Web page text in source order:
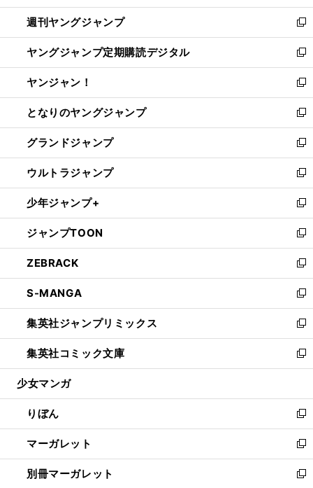
開
く
ウ
で
開
く
ン
ド
ウ
で
開
く
ウ
ィ
ン
ド
ウ
で
開
く
週刊ヤングジャンプ
新
し
い
ウ
ィ
ン
ド
ウ
で
開
く
ヤングジャンプ定期購読デジタル
新
し
い
ウ
ィ
ン
ド
ウ
で
開
く
ヤンジャン！
新
し
い
ウ
ィ
ン
ド
ウ
で
開
く
となりのヤングジャンプ
新
し
い
ウ
ィ
ン
ド
ウ
で
開
く
グランドジャンプ
新
し
い
ウ
ィ
ン
ド
ウ
で
開
く
ウルトラジャンプ
新
し
い
ウ
ィ
ン
ド
ウ
で
開
く
少年ジャンプ+
新
し
い
ウ
ィ
ン
ド
ウ
で
開
く
ジャンプTOON
新
し
い
ウ
ィ
ン
ド
ウ
で
開
ZEBRACK
新
し
い
ウ
ィ
ン
ド
ウ
開
く
S-MANGA
新
し
い
ウ
ィ
ン
ウ
で
開
く
集英社ジャンプリミックス
新
し
い
ウ
ン
ド
ウ
で
開
く
集英社コミック文庫
新
し
ウ
ィ
ン
ド
ウ
で
少女マンガ
りぼん
新
し
い
ウ
ィ
マーガレット
新
し
い
別冊マーガレット
新